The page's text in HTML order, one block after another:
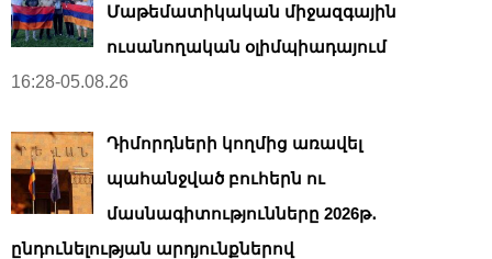
Մաթեմատիկական միջազգային
ուսանողական օլիմպիադայում
16:28-05.08.26
Դիմորդների կողմից առավել
պահանջված բուհերն ու
մասնագիտությունները 2026թ․
ընդունելության արդյունքներով